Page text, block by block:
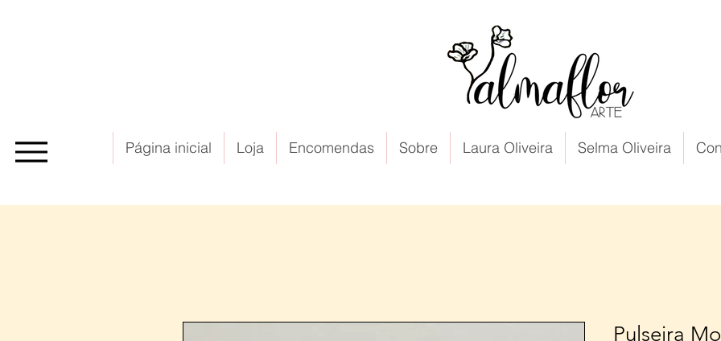
Página inicial Loja Encomendas Sobre Laura Oliveira Selma Oliveira
Pulseira